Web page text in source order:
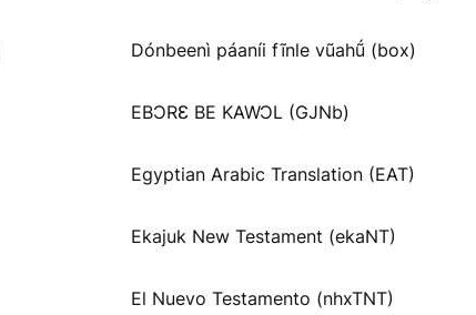
Dónbeenì páaníi fĩnle vũahṹ (box)
EBƆRƐ BE KAWƆL (GJNb)
Egyptian Arabic Translation (EAT)
Ekajuk New Testament (ekaNT)
El Nuevo Testamento (nhxTNT)